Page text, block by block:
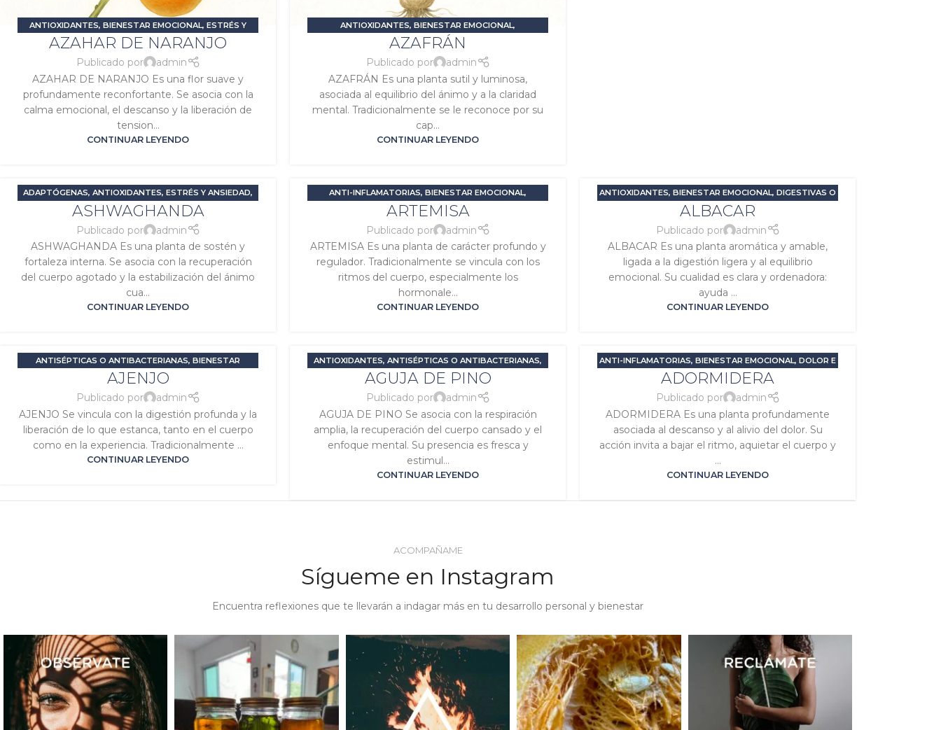
ANTIOXIDANTES, BIENESTAR EMOCIONAL, ESTRÉS Y
ANSIEDAD,RELAJANTES O SEDANTES,SIGNATURA LUNA
TRASTORNOS DEL SUEÑO
AZAHAR DE NARANJO
Publicado por
admin
AZAHAR DE NARANJO Es una flor suave y
profundamente reconfortante. Se asocia con la
calma emocional, el descanso y la liberación de
tension...
CONTINUAR LEYENDO
ANTIOXIDANTES, BIENESTAR EMOCIONAL,
ESTIMULANTES O ENERGIZANTES ,ESTRÉS Y ANSIEDAD
SIGNATURA JÚPITER SIGNATURA SOL
AZAFRÁN
Publicado por
admin
AZAFRÁN Es una planta sutil y luminosa,
asociada al equilibrio del ánimo y a la claridad
mental. Tradicionalmente se le reconoce por su
cap...
CONTINUAR LEYENDO
ADAPTÓGENAS, ANTIOXIDANTES, ESTRÉS Y ANSIEDAD,
RELAJANTES O SEDANTES,SIGNATURA MARTE
TRASTORNOS DEL SUEÑO
ASHWAGHANDA
Publicado por
admin
ASHWAGHANDA Es una planta de sostén y
fortaleza interna. Se asocia con la recuperación
del cuerpo agotado y la estabilización del ánimo
cua...
CONTINUAR LEYENDO
ANTI-INFLAMATORIAS, BIENESTAR EMOCIONAL,
DESINTOXICANTES,DIGESTIVAS O CARMINATIVAS
PROBLEMAS DIGESTIVOS
SIGNATURA LUNA
ARTEMISA
Publicado por
admin
ARTEMISA Es una planta de carácter profundo y
regulador. Tradicionalmente se vincula con los
ritmos del cuerpo, especialmente los
hormonale...
CONTINUAR LEYENDO
ANTIOXIDANTES, BIENESTAR EMOCIONAL, DIGESTIVAS O
ESTRÉS Y ANSIEDAD
RELAJANTES O SEDANTES ,
SIGNATURA SOL
ALBACAR
Publicado por
admin
ALBACAR Es una planta aromática y amable,
ligada a la digestión ligera y al equilibrio
emocional. Su cualidad es clara y ordenadora:
ayuda ...
CONTINUAR LEYENDO
ANTISÉPTICAS O ANTIBACTERIANAS, BIENESTAR
DESINTOXICANTES
CARMINATIVAS , ESTRÉS Y ANSIEDAD
PROBLEMAS
SIGNATURA MARTE
AJENJO
Publicado por
admin
AJENJO Se vincula con la digestión profunda y la
liberación de lo que estanca, tanto en el cuerpo
como en la experiencia. Tradicionalmente ...
CONTINUAR LEYENDO
ANTIOXIDANTES, ANTISÉPTICAS O ANTIBACTERIANAS,
APOYO INMUNOLÓGICO ,BIENESTAR EMOCIONAL
ESTIMULANTES O ENERGIZANTES
SALUD RESPIRATORIA
SIGNATURA MARTE
AGUJA DE PINO
Publicado por
admin
AGUJA DE PINO Se asocia con la respiración
amplia, la recuperación del cuerpo cansado y el
enfoque mental. Su presencia es fresca y
estimul...
CONTINUAR LEYENDO
ANTI-INFLAMATORIAS, BIENESTAR EMOCIONAL, DOLOR E
INFLAMACIÓN, ESTRÉS Y ANSIEDAD,RELAJANTES O
SIGNATURA LUNA ,TRASTORNOS DEL SUEÑO
ADORMIDERA
Publicado por
admin
ADORMIDERA Es una planta profundamente
asociada al descanso y al alivio del dolor. Su
acción invita a bajar el ritmo, aquietar el cuerpo y
...
CONTINUAR LEYENDO
ACOMPAÑAME
Sígueme en Instagram
Encuentra reflexiones que te llevarán a indagar más en tu desarrollo personal y bienestar